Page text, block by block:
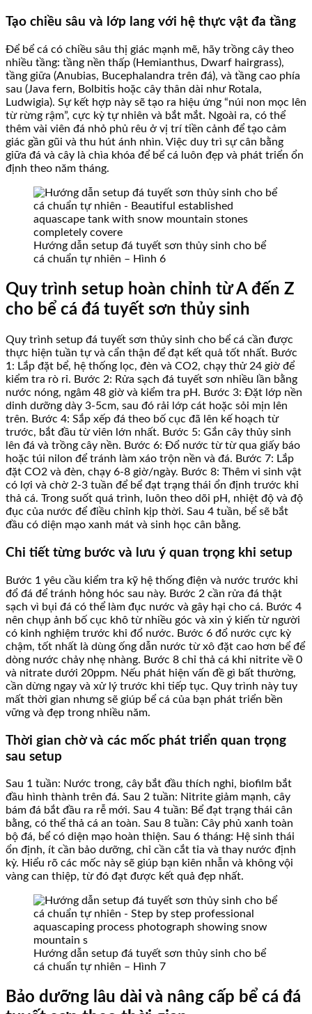
Tạo chiều sâu và lớp lang với hệ thực vật đa tầng
Để bể cá có chiều sâu thị giác mạnh mẽ, hãy trồng cây theo
nhiều tầng: tầng nền thấp (Hemianthus, Dwarf hairgrass),
tầng giữa (Anubias, Bucephalandra trên đá), và tầng cao phía
sau (Java fern, Bolbitis hoặc cây thân dài như Rotala,
Ludwigia). Sự kết hợp này sẽ tạo ra hiệu ứng “núi non mọc lên
từ rừng rậm”, cực kỳ tự nhiên và bắt mắt. Ngoài ra, có thể
thêm vài viên đá nhỏ phủ rêu ở vị trí tiền cảnh để tạo cảm
giác gần gũi và thu hút ánh nhìn. Việc duy trì sự cân bằng
giữa đá và cây là chìa khóa để bể cá luôn đẹp và phát triển ổn
định theo năm tháng.
Hướng dẫn setup đá tuyết sơn thủy sinh cho bể
cá chuẩn tự nhiên – Hình 6
Quy trình setup hoàn chỉnh từ A đến Z
cho bể cá đá tuyết sơn thủy sinh
Quy trình setup đá tuyết sơn thủy sinh cho bể cá cần được
thực hiện tuần tự và cẩn thận để đạt kết quả tốt nhất. Bước
1: Lắp đặt bể, hệ thống lọc, đèn và CO2, chạy thử 24 giờ để
kiểm tra rò rỉ. Bước 2: Rửa sạch đá tuyết sơn nhiều lần bằng
nước nóng, ngâm 48 giờ và kiểm tra pH. Bước 3: Đặt lớp nền
dinh dưỡng dày 3-5cm, sau đó rải lớp cát hoặc sỏi mịn lên
trên. Bước 4: Sắp xếp đá theo bố cục đã lên kế hoạch từ
trước, bắt đầu từ viên lớn nhất. Bước 5: Gắn cây thủy sinh
lên đá và trồng cây nền. Bước 6: Đổ nước từ từ qua giấy báo
hoặc túi nilon để tránh làm xáo trộn nền và đá. Bước 7: Lắp
đặt CO2 và đèn, chạy 6-8 giờ/ngày. Bước 8: Thêm vi sinh vật
có lợi và chờ 2-3 tuần để bể đạt trạng thái ổn định trước khi
thả cá. Trong suốt quá trình, luôn theo dõi pH, nhiệt độ và độ
đục của nước để điều chỉnh kịp thời. Sau 4 tuần, bể sẽ bắt
đầu có diện mạo xanh mát và sinh học cân bằng.
Chi tiết từng bước và lưu ý quan trọng khi setup
Bước 1 yêu cầu kiểm tra kỹ hệ thống điện và nước trước khi
đổ đá để tránh hỏng hóc sau này. Bước 2 cần rửa đá thật
sạch vì bụi đá có thể làm đục nước và gây hại cho cá. Bước 4
nên chụp ảnh bố cục khô từ nhiều góc và xin ý kiến từ người
có kinh nghiệm trước khi đổ nước. Bước 6 đổ nước cực kỳ
chậm, tốt nhất là dùng ống dẫn nước từ xô đặt cao hơn bể để
dòng nước chảy nhẹ nhàng. Bước 8 chỉ thả cá khi nitrite về 0
và nitrate dưới 20ppm. Nếu phát hiện vấn đề gì bất thường,
cần dừng ngay và xử lý trước khi tiếp tục. Quy trình này tuy
mất thời gian nhưng sẽ giúp bể cá của bạn phát triển bền
vững và đẹp trong nhiều năm.
Thời gian chờ và các mốc phát triển quan trọng
sau setup
Sau 1 tuần: Nước trong, cây bắt đầu thích nghi, biofilm bắt
đầu hình thành trên đá. Sau 2 tuần: Nitrite giảm mạnh, cây
bám đá bắt đầu ra rễ mới. Sau 4 tuần: Bể đạt trạng thái cân
bằng, có thể thả cá an toàn. Sau 8 tuần: Cây phủ xanh toàn
bộ đá, bể có diện mạo hoàn thiện. Sau 6 tháng: Hệ sinh thái
ổn định, ít cần bảo dưỡng, chỉ cần cắt tỉa và thay nước định
kỳ. Hiểu rõ các mốc này sẽ giúp bạn kiên nhẫn và không vội
vàng can thiệp, từ đó đạt được kết quả đẹp nhất.
Hướng dẫn setup đá tuyết sơn thủy sinh cho bể
cá chuẩn tự nhiên – Hình 7
Bảo dưỡng lâu dài và nâng cấp bể cá đá